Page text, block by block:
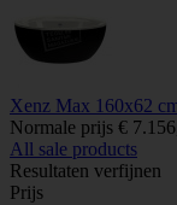
Xenz Max 160x62
Normale prijs €
All sale products
Resultaten verfijnen
Prijs